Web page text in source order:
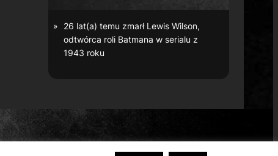
26 lat(a) temu zmarł Lewis Wilson,
odtwórca roli Batmana w serialu z
1943 roku